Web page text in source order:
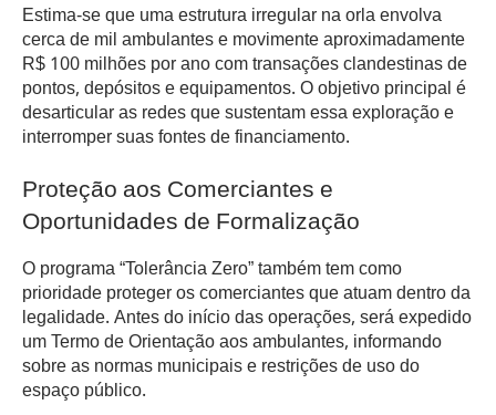
Estima-se que uma estrutura irregular na orla envolva
cerca de mil ambulantes e movimente aproximadamente
R$ 100 milhões por ano com transações clandestinas de
pontos, depósitos e equipamentos. O objetivo principal é
desarticular as redes que sustentam essa exploração e
interromper suas fontes de financiamento.
Proteção aos Comerciantes e
Oportunidades de Formalização
O programa “Tolerância Zero” também tem como
prioridade proteger os comerciantes que atuam dentro da
legalidade. Antes do início das operações, será expedido
um Termo de Orientação aos ambulantes, informando
sobre as normas municipais e restrições de uso do
espaço público.